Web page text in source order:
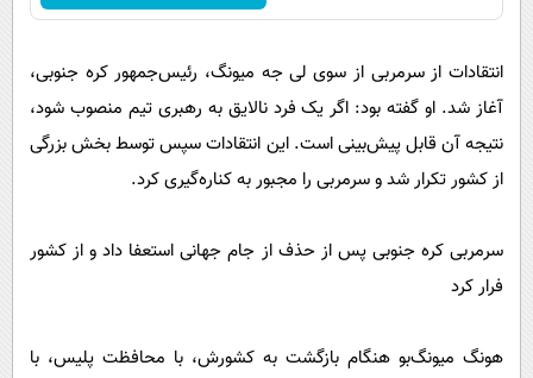
انتقادات از سرمربی از سوی لی جه میونگ، رئیس‌جمهور کره جنوبی،
آغاز شد. او گفته بود: اگر یک فرد نالایق به رهبری تیم منصوب شود،
نتیجه آن قابل پیش‌بینی است. این انتقادات سپس توسط بخش بزرگی
از کشور تکرار شد و سرمربی را مجبور به کناره‌گیری کرد.
سرمربی کره جنوبی پس از حذف از جام جهانی استعفا داد و از کشور
فرار کرد
هونگ میونگ‌بو هنگام بازگشت به کشورش، با محافظت پلیس، با